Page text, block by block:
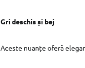
Gri deschis și bej
Aceste nuanțe oferă